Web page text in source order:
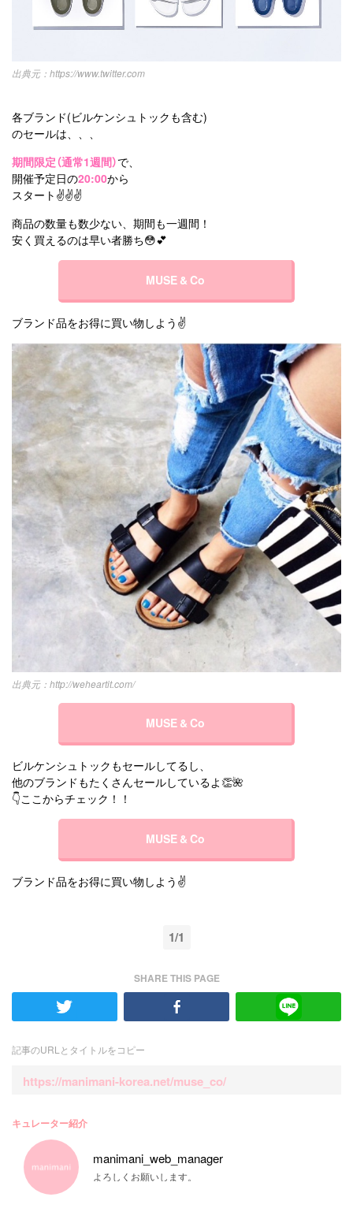
https://www.twitter.com
各ブランド(ビルケンシュトックも含む)
のセールは、、、
期間限定（通常1週間）で、
開催予定日の20:00から
スタート✌✌✌
商品の数量も数少ない、期間も一週間！
安く買えるのは早い者勝ち😳💕
MUSE & Co
ブランド品をお得に買い物しよう✌️
http://weheartit.com/
MUSE & Co
ビルケンシュトックもセールしてるし、
他のブランドもたくさんセールしているよ👏🌺
👇ここからチェック！！
MUSE & Co
ブランド品をお得に買い物しよう✌️
1/1
SHARE THIS PAGE
記事のURLとタイトルをコピー
https://manimani-korea.net/muse_co/
キュレーター紹介
manimani_web_manager
よろしくお願いします。